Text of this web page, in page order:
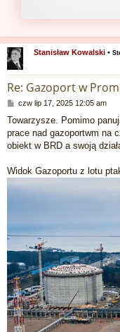
Stanisław Kowalski •
Re: Gazoport w
P
s
t
czw lip 17, 2025 12:05 am
Towarzysze. Pomimo
prace nad gazoportwm na
obiekt w BRD a swoją
Widok Gazoportu z lotu